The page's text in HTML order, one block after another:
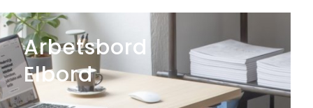
Arbetsbord
Elbord